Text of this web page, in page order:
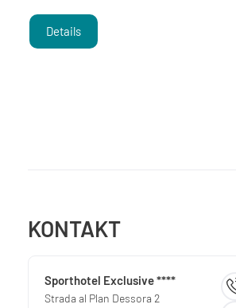
Details
KONTAKT
Sporthotel Exclusive ****
Strada al Plan Dessora 2